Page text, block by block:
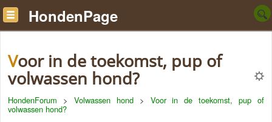
HondenPage
Voor in de toekomst, pup of
volwassen hond?
HondenForum > Volwassen hond> Voor in de toekomst, pup of
volwassen hond?